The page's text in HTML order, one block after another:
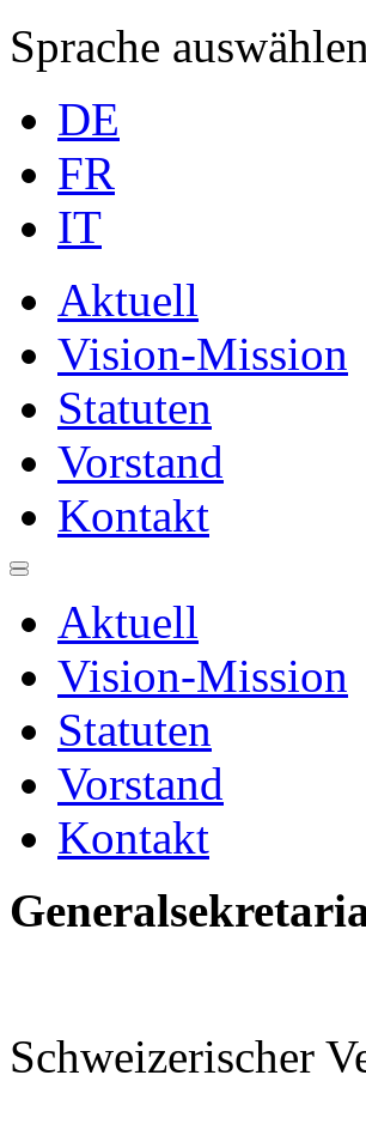
Sprache auswählen
DE
FR
IT
Aktuell
Vision-Mission
Statuten
Vorstand
Kontakt
Aktuell
Vision-Mission
Statuten
Vorstand
Kontakt
Schweizerischer